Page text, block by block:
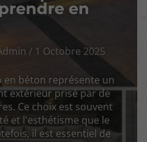
en
/ 1 Octobre 2025
en béton représente un
extérieur prisé par de
Ce choix est souvent
et l'esthétisme que le
il est essentiel de